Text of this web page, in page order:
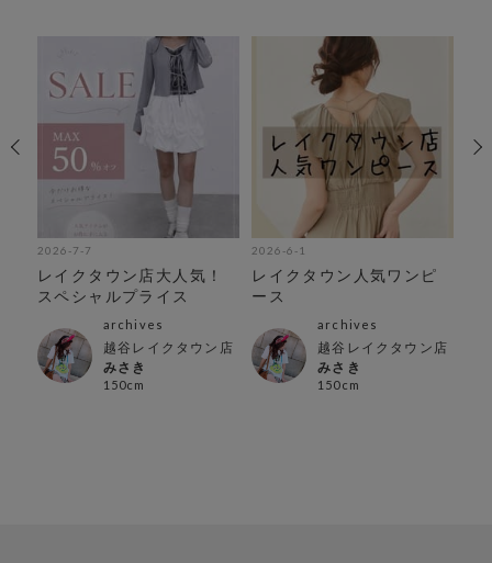
2026-7-7
レイクタウン店大人気！
スペシャルプライス
archives
越谷レイクタウン店
みさき
150cm
2026-6-1
レイクタウン人気ワンピ
ース
archives
越谷レイクタウン店
みさき
150cm